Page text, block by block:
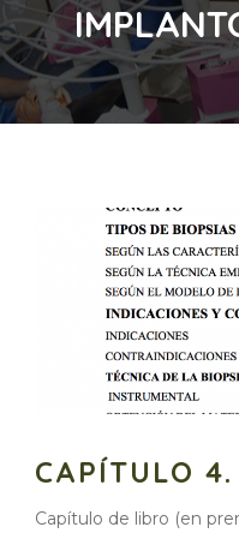
CAPÍTULO
Capítulo de libro (en